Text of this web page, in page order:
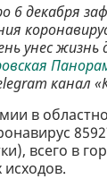
6 декабря
унес жизнь
канал
в
всего в